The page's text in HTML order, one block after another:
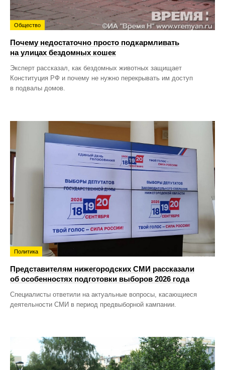
Общество
Почему недостаточно просто подкармливать
на улицах бездомных кошек
Эксперт рассказал, как бездомных животных защищает
Конституция РФ и почему не нужно перекрывать им доступ
в подвалы домов.
Политика
Представителям нижегородских СМИ рассказали
об особенностях подготовки выборов 2026 года
Специалисты ответили на актуальные вопросы, касающиеся
деятельности СМИ в период предвыборной кампании.